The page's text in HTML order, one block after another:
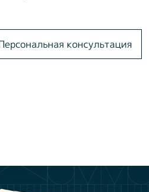
консультация